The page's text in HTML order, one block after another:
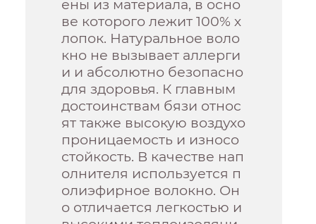
ены из материала, в осно
ве которого лежит 100% х
лопок. Натуральное воло
кно не вызывает аллерги
и и абсолютно безопасно
для здоровья. К главным
достоинствам бязи относ
ят также высокую воздухо
проницаемость и износо
стойкость. В качестве нап
олнителя используется п
олиэфирное волокно. Он
о отличается легкостью и